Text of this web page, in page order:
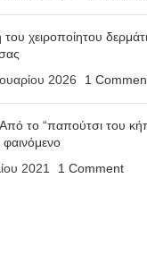
του χειροποίητου
2026
1
το “παπούτσι του
2021
1 Comment